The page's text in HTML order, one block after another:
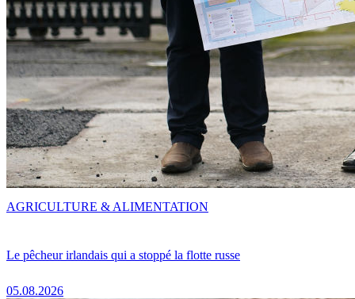
Le pêcheur irlandais qui a stoppé la flotte russe
05.08.2026
AGRICULTURE & ALIMENTATION